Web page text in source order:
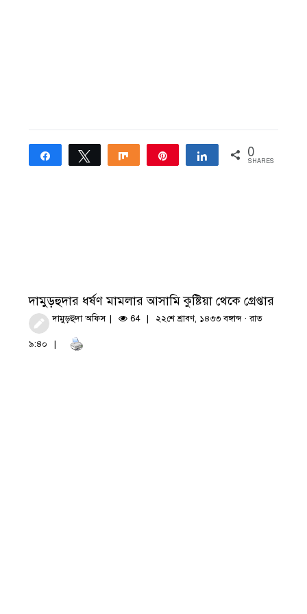
Share Tweet Share Share 0
SHARES
দামুড়হুদার ধর্ষণ মামলার আসামি কুষ্টিয়া থেকে গ্রেপ্তার
দামুড়হুদা অফিস 64 ২২শে শ্রাবণ, ১৪৩৩ বঙ্গাব্দ · রাত
৯:৪০